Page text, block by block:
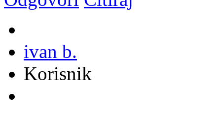
ivan b.
Korisnik